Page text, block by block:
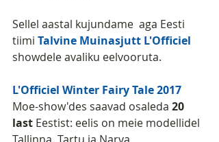
Sellel aastal kujundame  aga Eesti
tiimi Talvine Muinasjutt L'Officiel
showdele avaliku eelvooruta.
L'Officiel Winter Fairy Tale 2017
Moe-show'des saavad osaleda 20
last Eestist: eelis on meie modellidel